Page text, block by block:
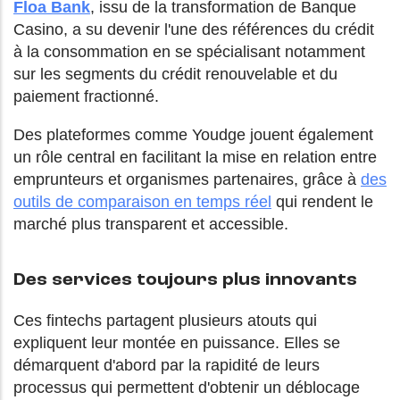
Floa Bank, issu de la transformation de Banque
Casino, a su devenir l'une des références du crédit
à la consommation en se spécialisant notamment
sur les segments du crédit renouvelable et du
paiement fractionné.
Des plateformes comme Youdge jouent également
un rôle central en facilitant la mise en relation entre
emprunteurs et organismes partenaires, grâce à des
outils de comparaison en temps réel qui rendent le
marché plus transparent et accessible.
Des services toujours plus innovants
Ces fintechs partagent plusieurs atouts qui
expliquent leur montée en puissance. Elles se
démarquent d'abord par la rapidité de leurs
processus qui permettent d'obtenir un déblocage